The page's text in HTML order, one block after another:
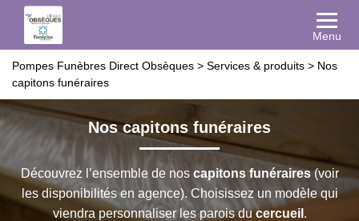
Menu
Pompes Funèbres Direct Obsèques > Services & produits > Nos
capitons funéraires
Nos capitons funéraires
Découvrez l’ensemble de nos capitons funéraires(voir
les disponibilités en agence). Choisissez un modèle qui
viendra personnaliser les parois ducercueil .